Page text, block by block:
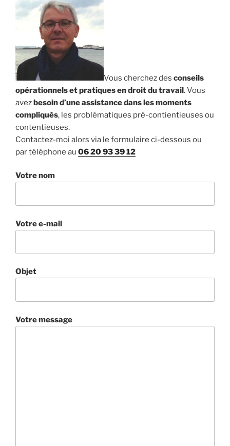
Vous cherchez des conseils
opérationnels et pratiques en droit du travail. Vous
avezbesoin d’une assistance dans les moments
compliqués, les problématiques pré-contientieuses ou
contentieuses.
Contactez-moi alors via le formulaire ci-dessous ou
par téléphone au 06 20 93 39 12
Votre nom
Votre e-mail
Objet
Votre message